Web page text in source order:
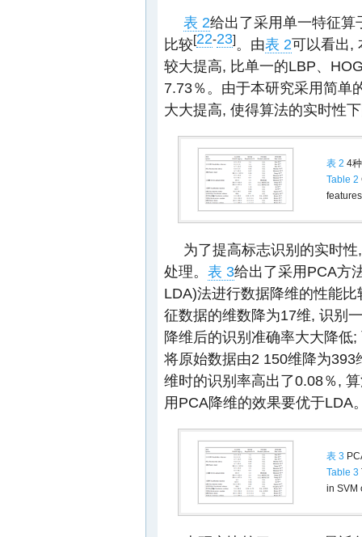
表 2给出了采用单一特征算
比较[22-23]。由表 2可以看出,
较大提高, 比单一的LBP、
7.73％。由于本研究采用简单
大大提高, 使得算法的实时性
表 2 4
Table 2
为了提高标志识别的实时
处理。 表 3给出了采用PCA方
LDA)法进行数据降维的性能比
征数据的维数降为17维, 识别
降维后的识别准确率大大降低
将原始数据由2 150维降为
维时的识别率高出了0.08％,
用PCA降维的效果要优于LDA
表 3
Table 3
in SVM